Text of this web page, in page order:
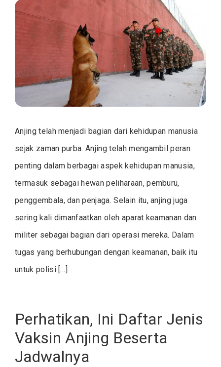
Membantu
Polisi
dan
Militer
Dunia
Anjing telah menjadi bagian dari kehidupan manusia
sejak zaman purba. Anjing telah mengambil peran
penting dalam berbagai aspek kehidupan manusia,
termasuk sebagai hewan peliharaan, pemburu,
penggembala, dan penjaga. Selain itu, anjing juga
sering kali dimanfaatkan oleh aparat keamanan dan
militer sebagai bagian dari operasi mereka. Dalam
tugas yang berhubungan dengan keamanan, baik itu
untuk polisi […]
Perhatikan, Ini Daftar Jenis
Vaksin Anjing Beserta
Jadwalnya